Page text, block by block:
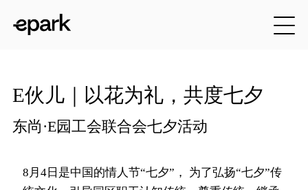
E伙儿｜以花为礼，共度七夕
东尚·E园工会联合会七夕活动
8月4日是中国的情人节“七夕”， 为了弘扬“七夕”传